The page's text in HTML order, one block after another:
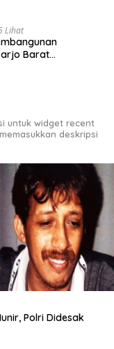
Lihat
Barat
untuk widget recent
deskripsi
Polri Didesak